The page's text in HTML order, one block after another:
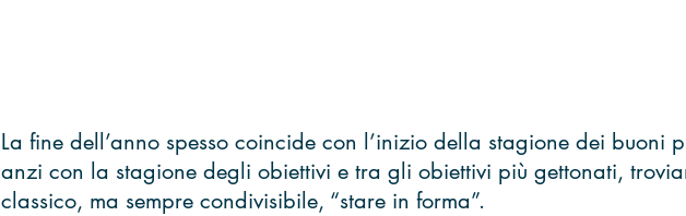
La fine dell’anno spesso coincide con l’inizio della stagione dei buoni
anzi con la stagione degli obiettivi e tra gli obiettivi più gettonati,
classico, ma sempre condivisibile, “stare in forma”.